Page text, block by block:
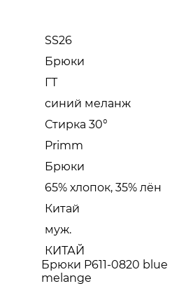
SS26
Брюки
ГТ
синий меланж
Стирка 30°
Primm
Брюки
65% хлопок, 35% лён
Китай
муж.
КИТАЙ
Брюки P611-0820 blue
melange